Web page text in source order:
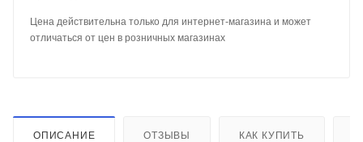
Цена действительна только для интернет-магазина и может
отличаться от цен в розничных магазинах
ОПИСАНИЕ ОТЗЫВЫ КАК КУПИТЬ